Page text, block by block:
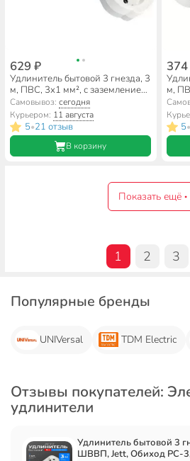
629 ₽
Удлинитель бытовой 3 гнезда, 3
м, ПВС, 3х1 мм², с заземлением,
16 А, выключатель, 250 В, с
защитными шторками, TDM
Electric, Люкс, SQ1303-4041
Самовывоз:сегодня
Курьером: 11 августа
5•21 отзыв
В корзину
м,
5•
Показать ещё
1 2 3
Популярные бренды
UNIVersal TDM Electric
Отзывы покупателей:
удлинители
Удлинитель бытовой 3
ШВВП, Jett, Обиход РС-